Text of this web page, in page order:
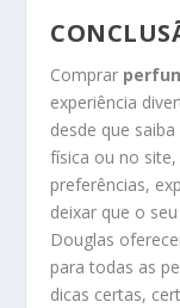
Comprar
experiência
desde que
física ou no
preferências,
deixar que o
Douglas
para todas as
dicas certas,